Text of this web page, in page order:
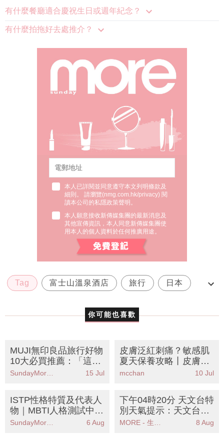
有什麼餐廳適合慶祝生日或週年紀念？
有什麼拍拖好去處推介？
本人已詳閱並同意遵守本文列明條款及
細則。 請瀏覽(nmg.com.hk/privacy) 閱
讀本公司的私隱政策聲明。
本人願意接收新傳媒集團的最新消息及
其他宣傳資訊，本人同意新傳媒集團使
用本人的個人資料於任何推廣用途。
Tag 富士山溫泉酒店 旅行 日本
你可能也喜歡
MUJI無印良品旅行好物
10大必買推薦：「這神
器」讓行李秒增50%空
15 Jul
皮膚泛紅刺痛？敏感肌
夏天保養攻略丨皮膚科
醫生拆解3大禁忌+5大
mcchan 10 Jul
ISTP性格特質及代表人
物｜MBTI人格測試中被
稱為「鑒賞家」人格
SundayMore編輯部 6 Aug
下午04時20分 天文台特
別天氣提示：天文台發
出酷熱天氣警告提醒市
MORE - 生活品味 8 Aug